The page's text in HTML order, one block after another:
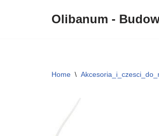
Olibanum -
Home \